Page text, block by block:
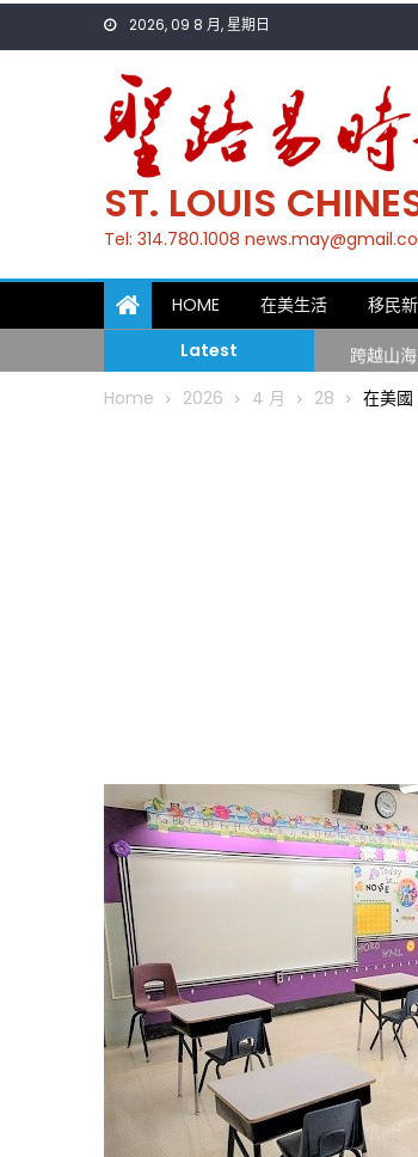
2026, 09 8 月, 星期日
ST. LOUIS
Tel: 314.780.1008
HOME 在美生活 移民
Latest
一晃三
筝声与
跨越山
圣路易
三十二
Home 2026 4 月 28 在美